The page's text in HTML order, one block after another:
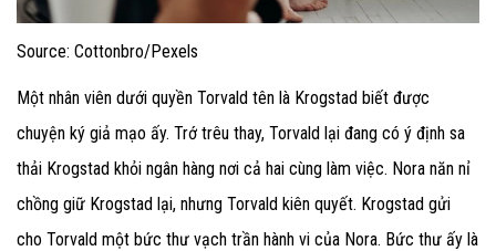
Source: Cottonbro/Pexels
Một nhân viên dưới quyền Torvald tên là Krogstad biết được
chuyện ký giả mạo ấy. Trớ trêu thay, Torvald lại đang có ý định sa
thải Krogstad khỏi ngân hàng nơi cả hai cùng làm việc. Nora năn nỉ
chồng giữ Krogstad lại, nhưng Torvald kiên quyết. Krogstad gửi
cho Torvald một bức thư vạch trần hành vi của Nora. Bức thư ấy là